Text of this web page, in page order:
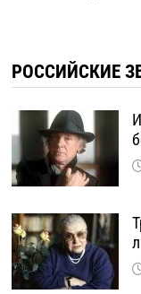
РОССИЙСКИЕ